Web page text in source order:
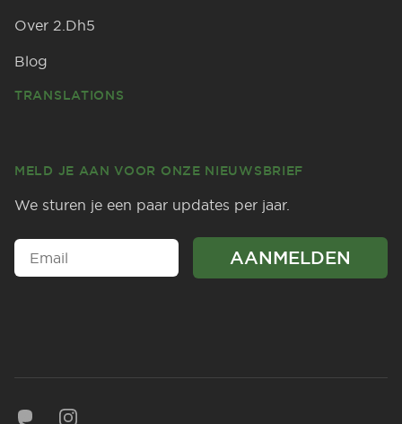
Over 2.Dh5
Blog
TRANSLATIONS
MELD JE AAN VOOR ONZE NIEUWSBRIEF
We sturen je een paar updates per jaar.
MastodonInstagram